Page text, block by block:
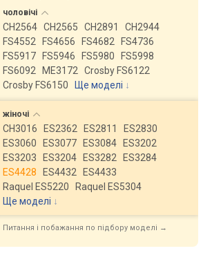
чоловічі
CH2564 CH2565 CH2891
CH2944
FS4552
FS4656 FS4682
FS4736
FS5917
FS5946 FS5980
FS5998
FS6092
ME3172
Crosby FS6122
Crosby FS6150
Ще моделі ↓
жіночі
CH3016 ES2362 ES2811
ES2830
ES3060
ES3077 ES3084
ES3202
ES3203
ES3204 ES3282
ES3284
ES4428
ES4432
ES4433
Raquel ES5220
Raquel ES5304
Ще моделі ↓
Питання і побажання по підбору моделі →